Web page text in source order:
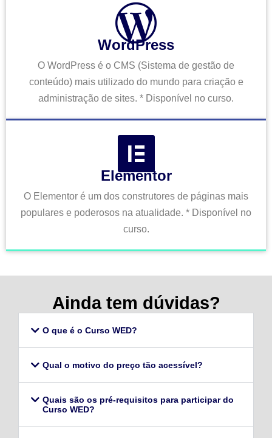
WordPress
O WordPress é o CMS (Sistema de gestão de
conteúdo) mais utilizado do mundo para criação e
administração de sites. * Disponível no curso.
Elementor
O Elementor é um dos construtores de páginas mais
populares e poderosos na atualidade. * Disponível no
curso.
Ainda tem dúvidas?
O que é o Curso WED?
Qual o motivo do preço tão acessível?
Quais são os pré-requisitos para participar do
Curso WED?